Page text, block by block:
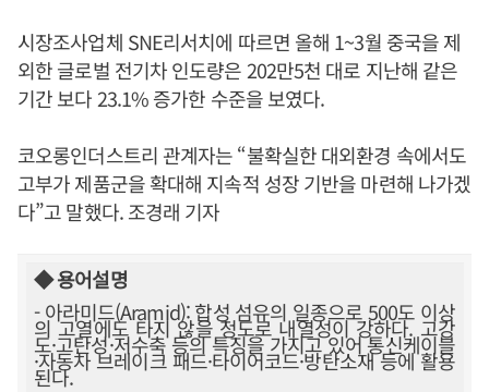
시장조사업체 SNE리서치에 따르면 올해 1~3월 중국을 제
외한 글로벌 전기차 인도량은 202만5천 대로 지난해 같은
기간 보다 23.1% 증가한 수준을 보였다.
코오롱인더스트리 관계자는 “불확실한 대외환경 속에서도
고부가 제품군을 확대해 지속적 성장 기반을 마련해 나가겠
다”고 말했다. 조경래 기자
◆ 용어설명
- 아라미드(Aramid): 합성 섬유의 일종으로 500도 이상
의 고열에도 타지 않을 정도로 내열성이 강하다. 고강
도·고탄성·저수축 등의 특징을 가지고 있어 통신케이블
·자동차 브레이크 패드·타이어코드·방탄소재 등에 활용
된다.